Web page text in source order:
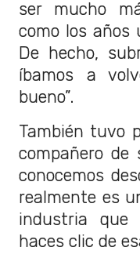
ser mucho
como los años
De hecho,
íbamos a
bueno”.
También tuvo
compañero de
conocemos
realmente es
industria que
haces clic de